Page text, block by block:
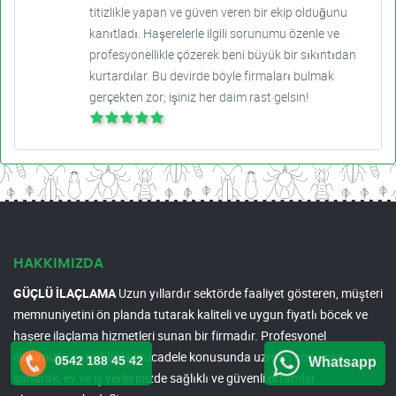
titizlikle yapan ve güven veren bir ekip olduğunu
kanıtladı. Haşerelerle ilgili sorunumu özenle ve
profesyonellikle çözerek beni büyük bir sıkıntıdan
kurtardılar. Bu devirde böyle firmaları bulmak
gerçekten zor; işiniz her daim rast gelsin!
HAKKIMIZDA
GÜÇLÜ İLAÇLAMAUzun yıllardır sektörde faaliyet gösteren, müşteri
memnuniyetini ön planda tutarak kaliteli ve uygun fiyatlı böcek ve
haşere ilaçlama hizmetleri sunan bir firmadır. Profesyonel
ekibimizle, zararlılarla mücadele konusunda uzman çözümler
sunarak, ev ve iş yerlerinizde sağlıklı ve güvenli ortamlar
0542 188 45 42 Whatsapp